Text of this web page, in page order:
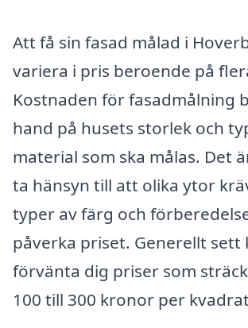
Att få sin fasad målad i
variera i pris beroende på
Kostnaden för fasadmålning
hand på husets storlek och
material som ska målas. Det
ta hänsyn till att olika ytor
typer av färg och
påverka priset. Generellt sett
förvänta dig priser som
100 till 300 kronor per